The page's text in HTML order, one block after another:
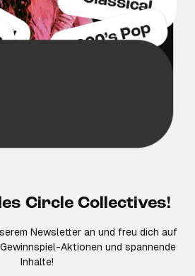
Circle Collectives!
Newsletter an und freu dich auf
Aktionen und spannende
Inhalte!